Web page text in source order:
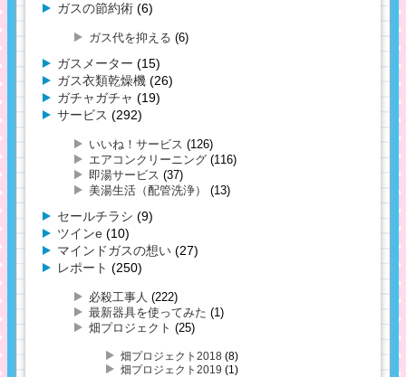
ガスの節約術 (6)
ガス代を抑える (6)
ガスメーター (15)
ガス衣類乾燥機 (26)
ガチャガチャ (19)
サービス (292)
いいね！サービス (126)
エアコンクリーニング (116)
即湯サービス (37)
美湯生活（配管洗浄）
(13)
セールチラシ (9)
ツインe (10)
マインドガスの想い (27)
レポート (250)
必殺工事人 (222)
最新器具を使ってみた (1)
畑プロジェクト (25)
畑プロジェクト2018 (8)
畑プロジェクト2019 (1)